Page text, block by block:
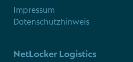
Impressum
Datenschutzhinweis
NetLocker Logistics